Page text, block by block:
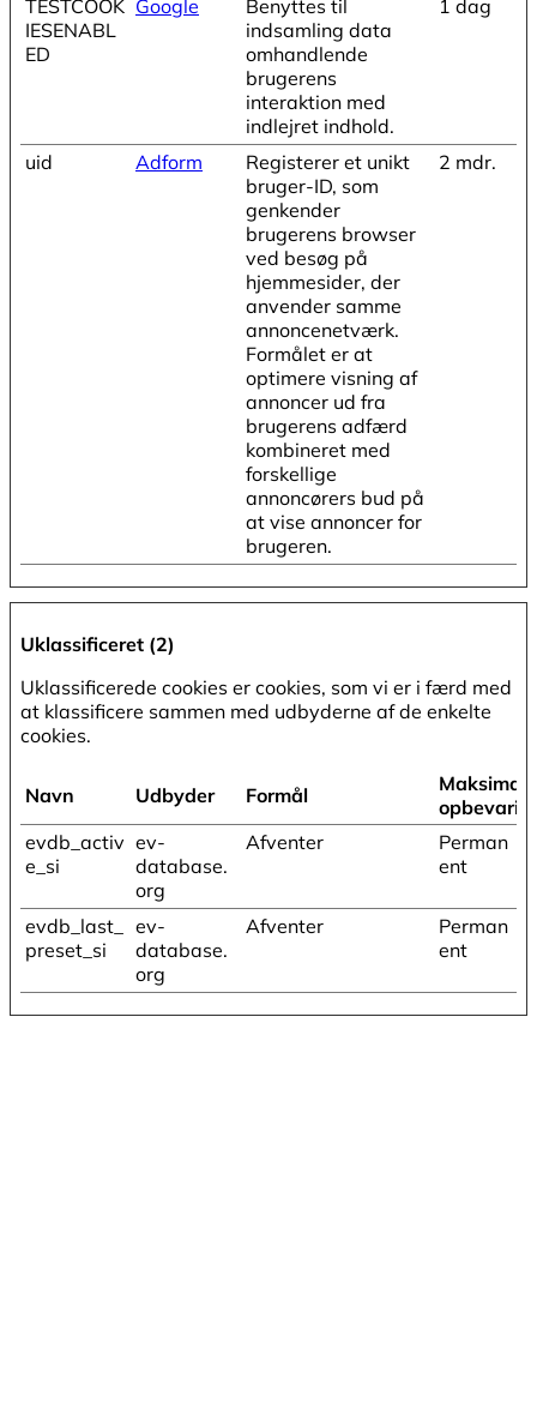
TESTCOOK
IESENABL
ED
Google
Benyttes til
indsamling data
omhandlende
brugerens
interaktion med
indlejret indhold.
1 dag
uid Adform
Registerer et unikt
bruger-ID, som
genkender
brugerens browser
ved besøg på
hjemmesider, der
anvender samme
annoncenetværk.
Formålet er at
optimere visning af
annoncer ud fra
brugerens adfærd
kombineret med
forskellige
annoncørers bud på
at vise annoncer for
brugeren.
2 mdr.
Uklassificeret (2)
Uklassificerede cookies er cookies, som vi er i færd med
at klassificere sammen med udbyderne af de enkelte
cookies.
Navn Udbyder Formål
Maksimal
evdb_activ
e_si
ev-
database.
org
Afventer
Perman
ent
evdb_last_
preset_si
ev-
database.
org
Afventer
Perman
ent